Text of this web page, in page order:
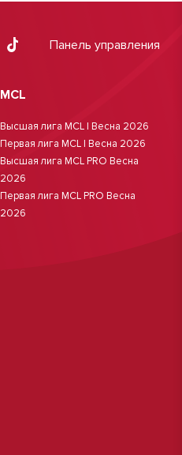
Панель управления
MCL
Высшая лига MCL | Весна 2026
Первая лига MCL | Весна 2026
Высшая лига MCL PRO Весна
2026
Первая лига MCL PRO Весна
2026